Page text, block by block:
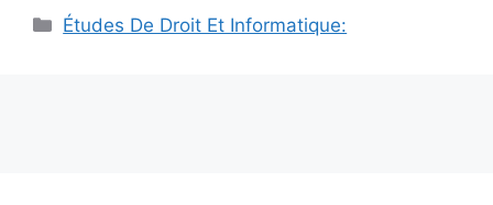
Catégories
Études De Droit Et Informatique: